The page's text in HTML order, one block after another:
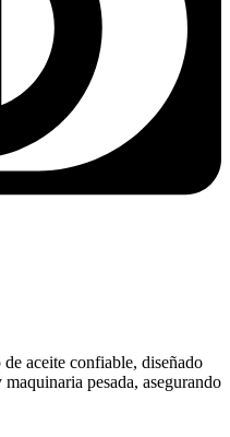
aceite confiable, diseñado
pesada, asegurando